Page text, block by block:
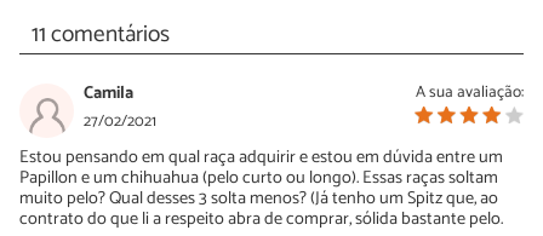
11 comentários
A sua avaliação:
Camila
27/02/2021
Estou pensando em qual raça adquirir e estou em dúvida entre um
Papillon e um chihuahua (pelo curto ou longo). Essas raças soltam
muito pelo? Qual desses 3 solta menos? (Já tenho um Spitz que, ao
contrato do que li a respeito abra de comprar, sólida bastante pelo.